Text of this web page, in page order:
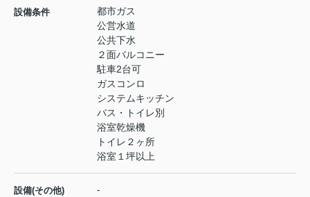
設備条件
都市ガス
公営水道
公共下水
２面バルコニー
駐車2台可
ガスコンロ
システムキッチン
バス・トイレ別
浴室乾燥機
トイレ２ヶ所
浴室１坪以上
設備(その他) -